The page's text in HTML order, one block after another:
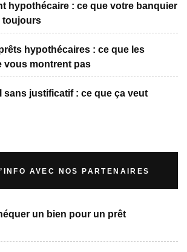
hypothécaire : ce que votre banquier
toujours
hypothécaires : ce que les
vous montrent pas
sans justificatif : ce que ça veut
AVEC NOS PARTENAIRES
un bien pour un prêt